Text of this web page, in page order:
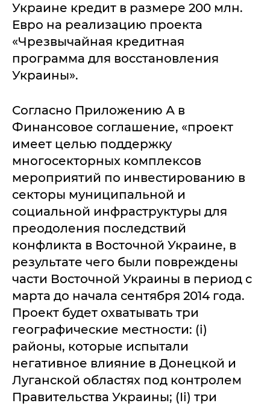
Украине кредит в размере 200 млн.
Евро на реализацию проекта
«Чрезвычайная кредитная
программа для восстановления
Украины».
Согласно Приложению А в
Финансовое соглашение, «проект
имеет целью поддержку
многосекторных комплексов
мероприятий по инвестированию в
секторы муниципальной и
социальной инфраструктуры для
преодоления последствий
конфликта в Восточной Украине, в
результате чего были повреждены
части Восточной Украины в период с
марта до начала сентября 2014 года.
Проект будет охватывать три
географические местности: (i)
районы, которые испытали
негативное влияние в Донецкой и
Луганской областях под контролем
Правительства Украины; (Ii) три